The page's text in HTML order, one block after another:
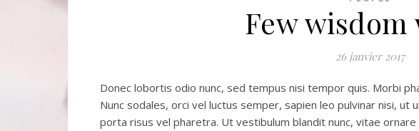
Few wisdom
26 janvier 2017
Donec lobortis odio nunc, sed tempus nisi tempor quis. Morbi
Nunc sodales, orci vel luctus semper, sapien leo pulvinar nisi, ut
porta risus vel pharetra. Ut vestibulum blandit nunc, vitae